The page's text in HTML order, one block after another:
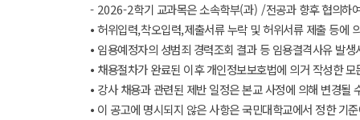
- 2026-2학기 교과목은 소속학부(과) /전공과 향후 협의하
⦁허위입력,착오입력,제출서류 누락 및 허위서류 제출 등에
⦁ 임용예정자의 성범죄 경력조회 결과 등 임용결격사유 발생
⦁ 채용절차가 완료된 이후 개인정보보호법에 의거 작성한
⦁ 강사 채용과 관련된 제반 일정은 본교 사정에 의해 변경될
⦁ 이 공고에 명시되지 않은 사항은 국민대학교에서 정한 기